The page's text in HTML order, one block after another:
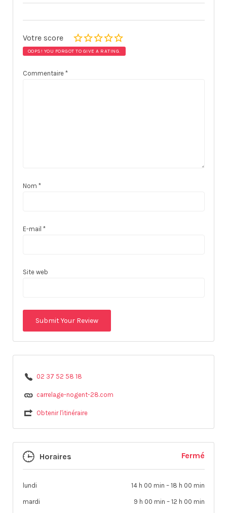
Votre score
OOPS! YOU FORGOT TO GIVE A RATING.
Commentaire *
Nom *
E-mail *
Site web
02 37 52 58 18
carrelage-nogent-28.com
Obtenir l'itinéraire
Horaires Fermé
lundi 14 h 00 min – 18 h 00 min
mardi 9 h 00 min – 12 h 00 min